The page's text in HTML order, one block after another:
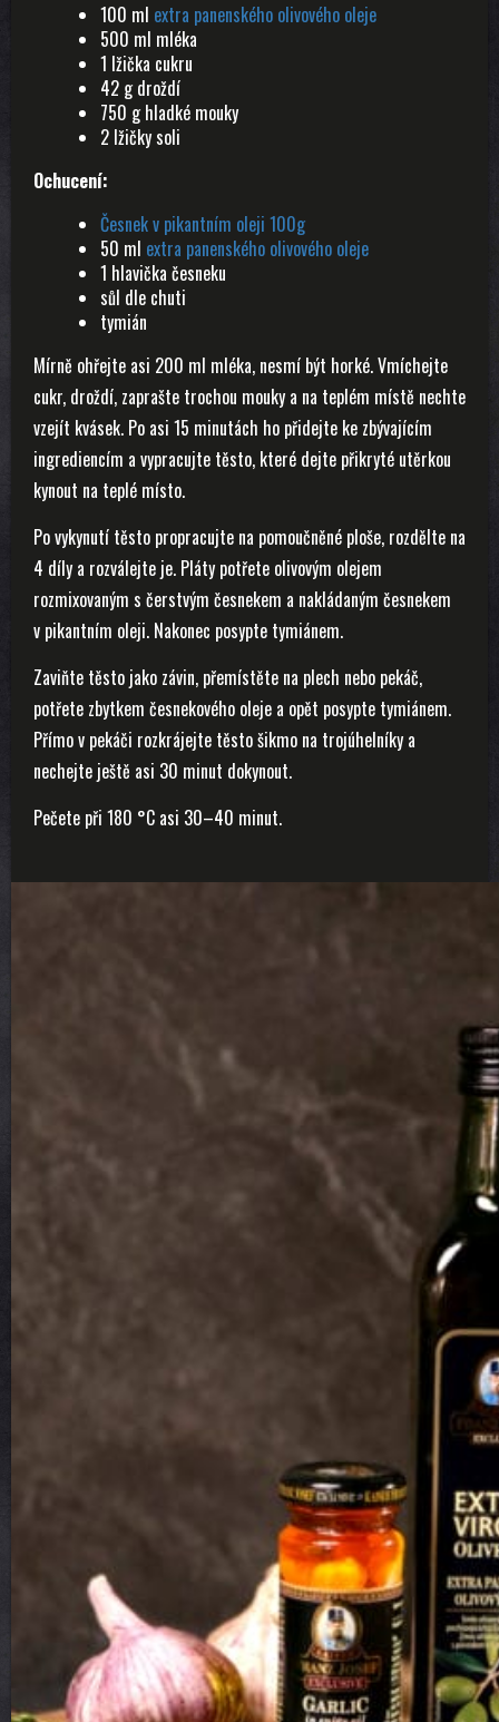
100 ml extra panenského olivového oleje
500 ml mléka
1 lžička cukru
42 g droždí
750 g hladké mouky
2 lžičky soli
Ochucení:
Česnek v pikantním oleji 100g
50 ml extra panenského olivového oleje
1 hlavička česneku
sůl dle chuti
tymián
Mírně ohřejte asi 200 ml mléka, nesmí být horké. Vmíchejte
cukr, droždí, zaprašte trochou mouky a na teplém místě nechte
vzejít kvásek. Po asi 15 minutách ho přidejte ke zbývajícím
ingrediencím a vypracujte těsto, které dejte přikryté utěrkou
kynout na teplé místo.
Po vykynutí těsto propracujte na pomoučněné ploše, rozdělte na
4 díly a rozválejte je. Pláty potřete olivovým olejem
rozmixovaným s čerstvým česnekem a nakládaným česnekem
v pikantním oleji. Nakonec posypte tymiánem.
Zaviňte těsto jako závin, přemístěte na plech nebo pekáč,
potřete zbytkem česnekového oleje a opět posypte tymiánem.
Přímo v pekáči rozkrájejte těsto šikmo na trojúhelníky a
nechejte ještě asi 30 minut dokynout.
Pečete při 180 °C asi 30–40 minut.